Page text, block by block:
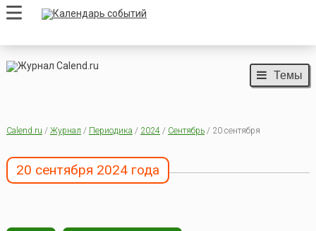
Темы
Calend.ru / Журнал / Периодика / 2024/ Сентябрь/ 20 сентября
20 сентября 2024 года